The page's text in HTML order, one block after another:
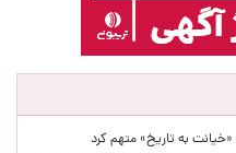
به تاریخ» متهم کرد